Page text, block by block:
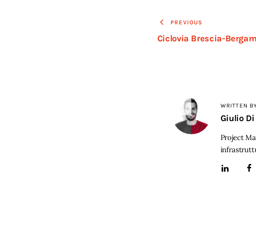
PREVIOUS
Ciclovia Brescia-
WRITTEN
Giulio
Project